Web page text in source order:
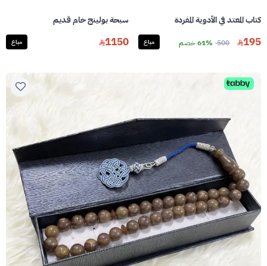
كتاب المعتد في الأدوية المفردة
195
500 61% خصم مباع
سبحة بولينج خام قديم
1150 مباع